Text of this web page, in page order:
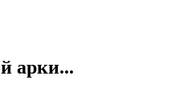
арки...